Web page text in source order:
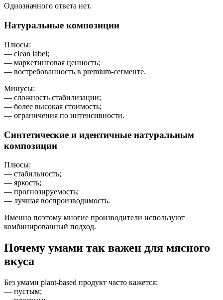
Однозначного ответа нет.
Натуральные композиции
Плюсы:
— clean label;
— маркетинговая ценность;
— востребованность в premium-сегменте.
Минусы:
— сложность стабилизации;
— более высокая стоимость;
— ограничения по интенсивности.
Синтетические и идентичные натуральным
композиции
Плюсы:
— стабильность;
— яркость;
— прогнозируемость;
— лучшая воспроизводимость.
Именно поэтому многие производители используют
комбинированный подход.
Почему умами так важен для мясного
вкуса
Без умами plant-based продукт часто кажется:
— пустым;